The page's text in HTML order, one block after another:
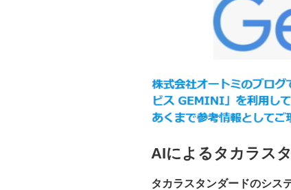
AIによるタカラス
タカラスタンダードのシス